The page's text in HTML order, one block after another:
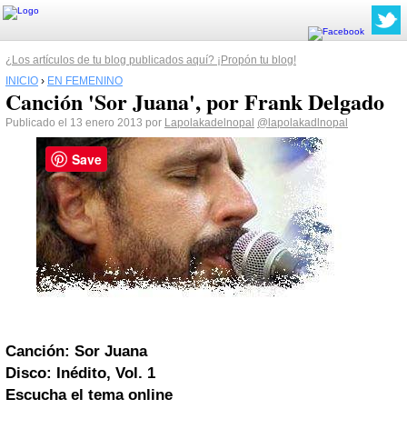
¿Los artículos de tu blog publicados aquí? ¡Propón tu blog!
INICIO › EN FEMENINO
Canción 'Sor Juana', por Frank Delgado
Publicado el 13 enero 2013 por Lapolakadelnopal @lapolakadlnopal
Canción: Sor Juana
Disco: Inédito, Vol. 1
Escucha el tema online
Save